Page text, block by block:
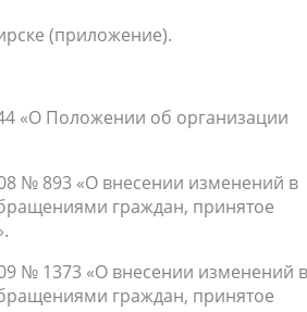
(приложение).
«О Положении об организации
№ 893 «О внесении изменений в
граждан, принятое
№ 1373 «О внесении изменений в
граждан, принятое